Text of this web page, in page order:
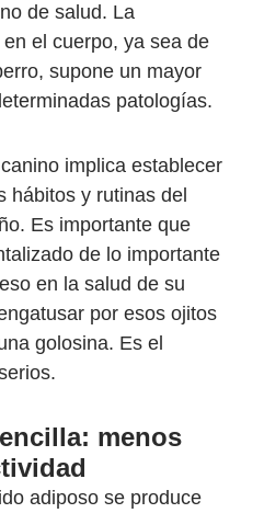
de salud. La
el cuerpo, ya sea de
supone un mayor
patologías.
implica establecer
hábitos y rutinas del
Es importante que
de lo importante
en la salud de su
por esos ojitos
golosina. Es el
menos
adiposo se produce